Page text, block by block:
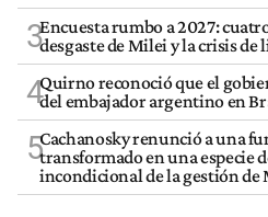
3Encuesta rumbo a 2027:
desgaste de Milei y la crisis
4Quirno reconoció que el
del embajador argentino en
5Cachanosky renunció a una
transformado en una especie
incondicional de la gestión